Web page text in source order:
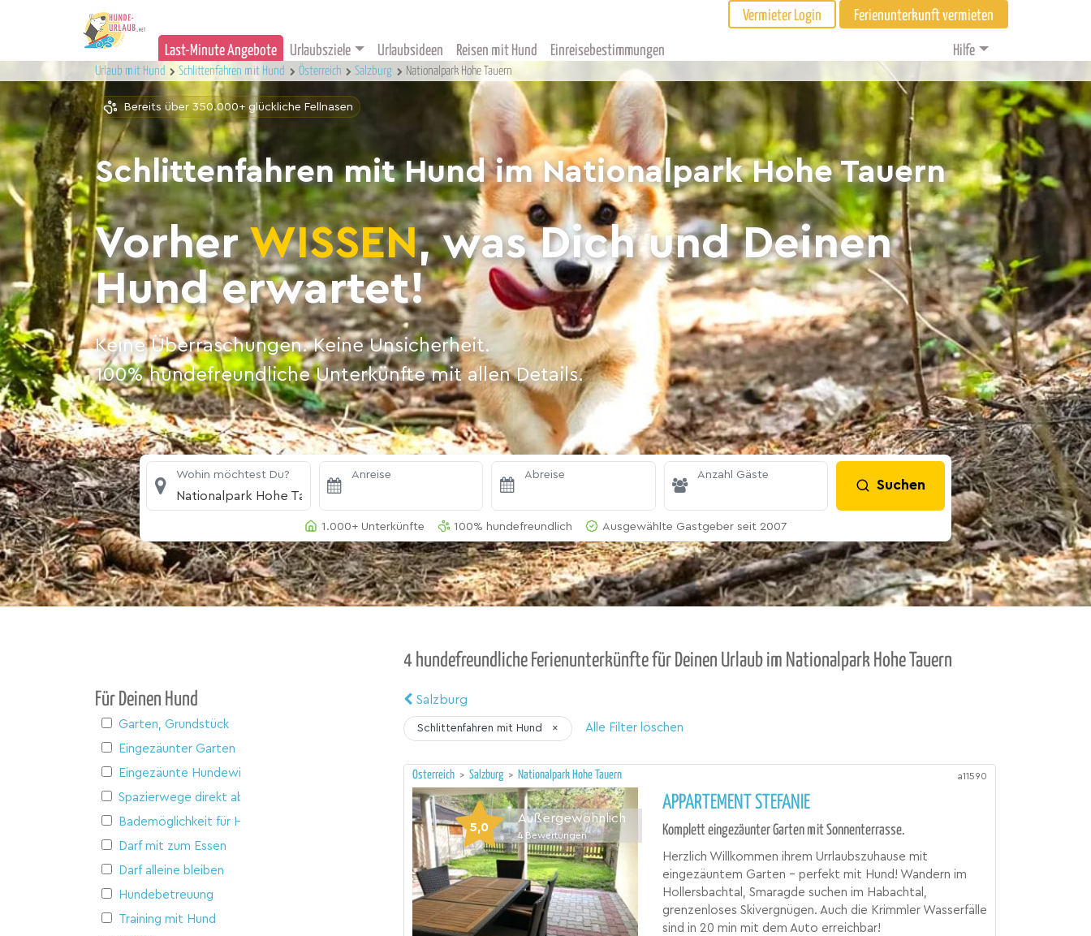
Vermieter Login Ferienunterkunft vermieten
Last-Minute Angebote Urlaubsziele Urlaubsideen Reisen mit Hund Einreisebestimmungen Hilfe
Urlaub mit Hund Schlittenfahren mit Hund Österreich Salzburg Nationalpark Hohe Tauern
Bereits über 350.000+ glückliche Fellnasen
Schlittenfahren mit Hund im Nationalpark Hohe Tauern
VorherWISSEN, was Dich und Deinen
Hund erwartet!
Keine Überraschungen. Keine Unsicherheit.
100% hundefreundliche Unterkünfte mit allen Details.
Wohin möchtest Du?
Nationalpark Hohe Tauern
Anreise Abreise Anzahl Gäste
Suchen
1.000+ Unterkünfte 100% hundefreundlich Ausgewählte Gastgeber seit 2007
Für Deinen Hund
Garten, Grundstück
Eingezäunter Garten
Eingezäunte Hundewiese
Spazierwege direkt ab Haus
Bademöglichkeit für Hunde
Darf mit zum Essen
Darf alleine bleiben
Hundebetreuung
Training mit Hund
4 hundefreundliche Ferienunterkünfte für Deinen Urlaub im Nationalpark Hohe Tauern
Salzburg
Schlittenfahren mit Hund × Alle Filter löschen
Österreich > Salzburg > Nationalpark Hohe Tauern a11590
5,0
Außergewöhnlich
4 Bewertungen
APPARTEMENT STEFANIE
Komplett eingezäunter Garten mit Sonnenterrasse.
Herzlich Willkommen ihrem Urrlaubszuhause mit
eingezäuntem Garten - perfekt mit Hund! Wandern im
Hollersbachtal, Smaragde suchen im Habachtal,
grenzenloses Skivergnügen. Auch die Krimmler Wasserfälle
sind in 20 min mit dem Auto erreichbar!